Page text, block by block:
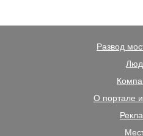
Развод
О портале и